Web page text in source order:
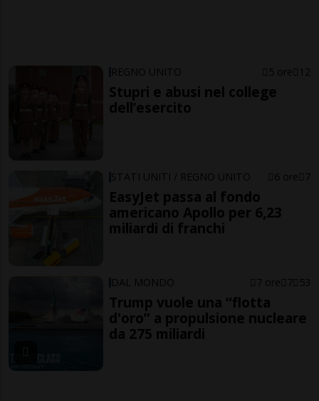
REGNO UNITO 5 ore 12
Stupri e abusi nel college
dell’esercito
STATI UNITI / REGNO UNITO 6 ore 7
EasyJet passa al fondo
americano Apollo per 6,23
miliardi di franchi
DAL MONDO 7 ore 7 53
Trump vuole una “flotta
d'oro” a propulsione nucleare
da 275 miliardi